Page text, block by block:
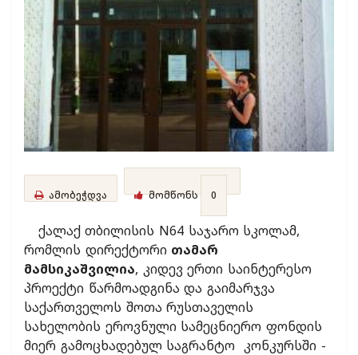
ამობეჭდვა მომწონს 0
ქალაქ თბილისის N64 საჯარო სკოლამ,
რომლის დირექტორი თამარ
მამსიკაშვილია, კიდევ ერთი საინტერესო
პროექტი წარმოადგინა და გაიმარჯვა
საქართველოს შოთა რუსთაველის
სახელობის ეროვნული სამეცნიერო ფონდის
მიერ გამოცხადებულ საგრანტო კონკურსში -